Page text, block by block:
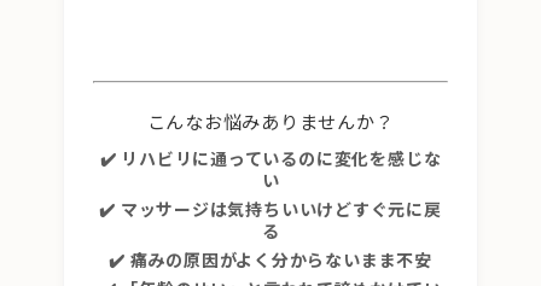
こんなお悩みありませんか？
✔️ リハビリに通っているのに変化を感じな
い
✔️ マッサージは気持ちいいけどすぐ元に戻
る
✔️ 痛みの原因がよく分からないまま不安